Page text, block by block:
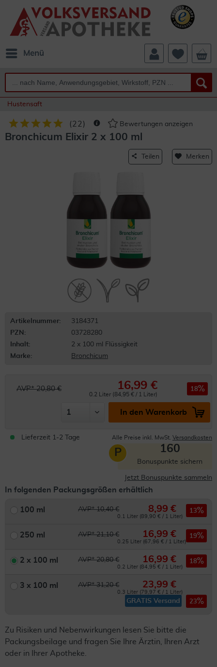
Menü
Hustensaft
(22 ) Bewertungen anzeigen
Bronchicum Elixir 2 x 100 ml
Teilen Merken
Artikelnummer:
3184371
PZN:
03728280
Inhalt:
2 x 100 ml Flüssigkeit
Marke:
Bronchicum
AVP* 20,80 € 16,99 €
0.2 Liter (84,95 € / 1 Liter)
18
In den Warenkorb
Lieferzeit 1-2 Tage Alle Preise inkl. MwSt. Versandkosten
P 160
Bonuspunkte sichern
Jetzt Bonuspunkte sammeln
In folgenden Packungsgrößen erhältlich
100 ml AVP* 10,40 € 8,99 €
0.1 Liter (89,90 € / 1 Liter)
13
250 ml AVP* 21,10 € 16,99 €
0.25 Liter (67,96 € / 1 Liter)
19
2 x 100 ml AVP* 20,80 € 16,99 €
0.2 Liter (84,95 € / 1 Liter)
18
3 x 100 ml AVP* 31,20 € 23,99 €
0.3 Liter (79,97 € / 1 Liter)
GRATIS Versand 23
Zu Risiken und Nebenwirkungen lesen Sie bitte die
Packungsbeilage und fragen Sie Ihre Ärztin, Ihren Arzt
oder in Ihrer Apotheke.